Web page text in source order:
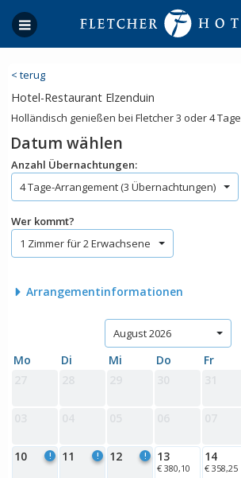
< terug
Hotel-Restaurant Elzenduin
Holländisch genießen bei Fletcher 3 oder 4 Tage
Datum wählen
Anzahl Übernachtungen:
4 Tage-Arrangement (3 Übernachtungen)
Wer kommt?
1 Zimmer für 2 Erwachsene
Arrangementinformationen
August 2026
Mo Di Mi Do Fr
10 ! 11 ! 12 ! 13
€ 380,10
14
€ 358,25